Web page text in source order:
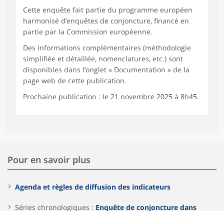
Cette enquête fait partie du programme européen
harmonisé d’enquêtes de conjoncture, financé en
partie par la Commission européenne.
Des informations complémentaires (méthodologie
simplifiée et détaillée, nomenclatures, etc.) sont
disponibles dans l’onglet « Documentation » de la
page web de cette publication.
Prochaine publication : le 21 novembre 2025 à 8h45.
Pour en savoir plus
Agenda et règles de diffusion des indicateurs
Séries chronologiques : Enquête de conjoncture dans